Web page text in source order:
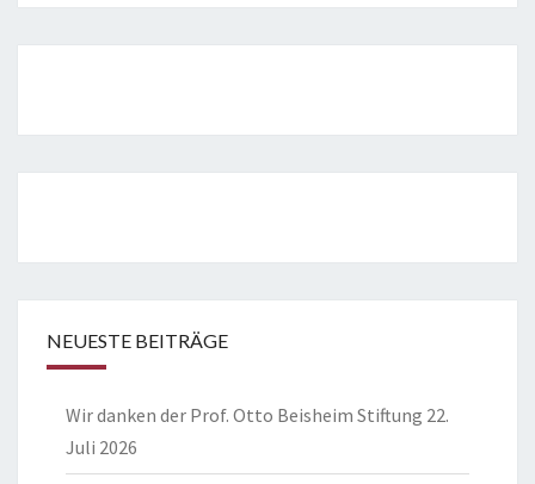
NEUESTE BEITRÄGE
Wir danken der Prof. Otto Beisheim Stiftung 22.
Juli 2026